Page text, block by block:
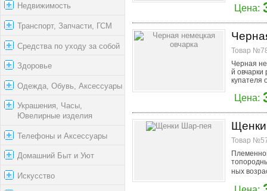
Недвижимость
Транспорт, Запчасти, ГСМ
Средства по уходу за собой
Здоровье
Одежда, Обувь, Аксессуары
Украшения, Часы,
Ювелирные изделия
Телефоны и Аксессуары
Домашний Быт и Уют
Искусство
Цена:
Товар
Черная
й овчарки
купателя
Цена:
Товар
ных